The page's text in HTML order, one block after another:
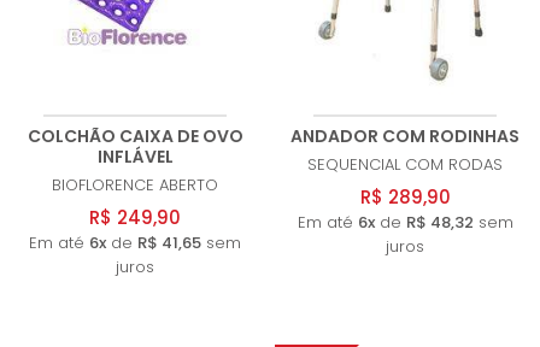
COLCHÃO CAIXA DE OVO
INFLÁVEL
BIOFLORENCE ABERTO
R$ 249,90
Em até 6x de R$ 41,65 sem
juros
ANDADOR COM RODINHAS
SEQUENCIAL COM RODAS
R$ 289,90
Em até 6xde R$ 48,32 sem
juros